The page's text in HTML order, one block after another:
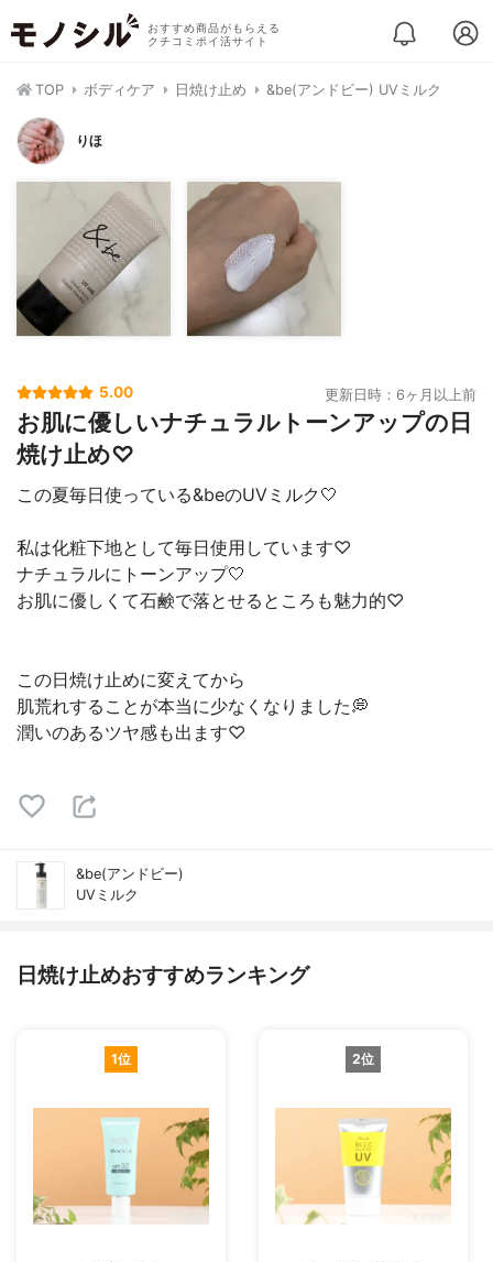
おすすめ商品がもらえる
クチコミポイ活サイト
TOP ボディケア 日焼け止め &be(アンドビー) UVミルク
りほ
5.00 更新日時：6ヶ月以上前
お肌に優しいナチュラルトーンアップの日
焼け止め♡
この夏毎日使っている&beのUVミルク🤍
私は化粧下地として毎日使用しています♡
ナチュラルにトーンアップ🤍
お肌に優しくて石鹸で落とせるところも魅力的♡
この日焼け止めに変えてから
肌荒れすることが本当に少なくなりました💭
潤いのあるツヤ感も出ます♡
&be(アンドビー)
UVミルク
日焼け止めおすすめランキング
1位 2位